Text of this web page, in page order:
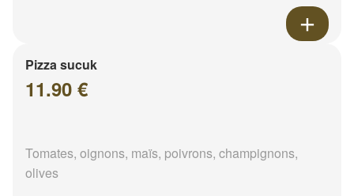
Pizza sucuk
11.90 €
Tomates, oignons, maïs, poivrons, champignons,
olives